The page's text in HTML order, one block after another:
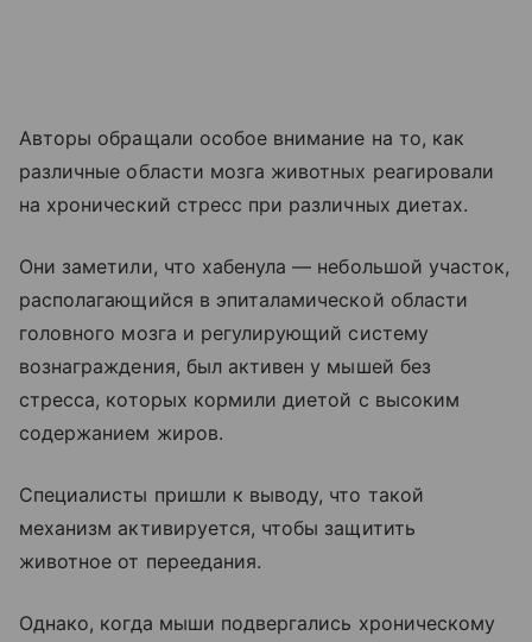
Авторы обращали особое внимание на то, как
различные области мозга животных реагировали
на хронический стресс при различных диетах.
Они заметили, что хабенула — небольшой участок,
располагающийся в эпиталамической области
головного мозга и регулирующий систему
вознаграждения, был активен у мышей без
стресса, которых кормили диетой с высоким
содержанием жиров.
Специалисты пришли к выводу, что такой
механизм активируется, чтобы защитить
животное от переедания.
Однако, когда мыши подвергались хроническому